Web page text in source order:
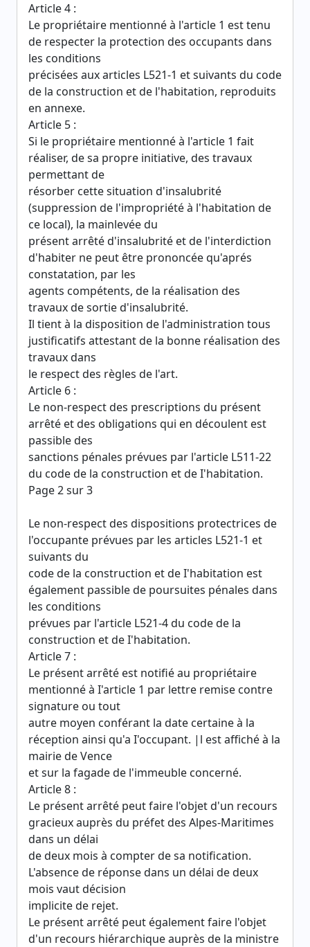
Article 4 :
Le propriétaire mentionné à l'article 1 est tenu
de respecter la protection des occupants dans
les conditions
précisées aux articles L521-1 et suivants du code
de la construction et de l'habitation, reproduits
en annexe.
Article 5 :
Si le propriétaire mentionné à l'article 1 fait
réaliser, de sa propre initiative, des travaux
permettant de
résorber cette situation d'insalubrité
(suppression de l'impropriété à l'habitation de
ce local), la mainlevée du
présent arrêté d'insalubrité et de l'interdiction
d'habiter ne peut être prononcée qu'aprés
constatation, par les
agents compétents, de la réalisation des
travaux de sortie d'insalubrité.
Il tient à la disposition de l'administration tous
justificatifs attestant de la bonne réalisation des
travaux dans
le respect des règles de l'art.
Article 6 :
Le non-respect des prescriptions du présent
arrêté et des obligations qui en découlent est
passible des
sanctions pénales prévues par l'article L511-22
du code de la construction et de I'habitation.
Page 2 sur 3
Le non-respect des dispositions protectrices de
l'occupante prévues par les articles L521-1 et
suivants du
code de la construction et de I'habitation est
également passible de poursuites pénales dans
les conditions
prévues par l'article L521-4 du code de la
construction et de I'habitation.
Article 7 :
Le présent arrêté est notifié au propriétaire
mentionné à I'article 1 par lettre remise contre
signature ou tout
autre moyen conférant la date certaine à la
réception ainsi qu'a I'occupant. |l est affiché à la
mairie de Vence
et sur la fagade de l'immeuble concerné.
Article 8 :
Le présent arrêté peut faire l'objet d'un recours
gracieux auprès du préfet des Alpes-Maritimes
dans un délai
de deux mois à compter de sa notification.
L'absence de réponse dans un délai de deux
mois vaut décision
implicite de rejet.
Le présent arrêté peut également faire l'objet
d'un recours hiérarchique auprès de la ministre